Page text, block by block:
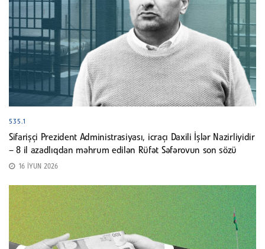
535.1
Sifarişçi Prezident Administrasiyası, icraçı Daxili İşlər Nazirliyidir
– 8 il azadlıqdan məhrum edilən Rüfət Səfərovun son sözü
16 İYUN 2026